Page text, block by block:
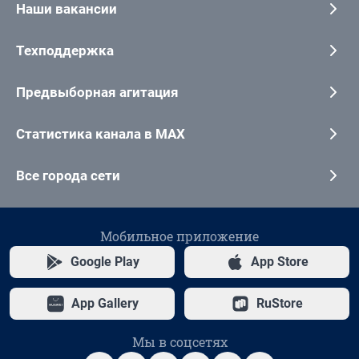
Наши вакансии
Техподдержка
Предвыборная агитация
Статистика канала в MAX
Все города сети
Мобильное приложение
Google Play App Store
App Gallery RuStore
Мы в соцсетях